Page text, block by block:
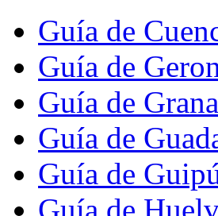
Guía de
Guía de
Guía de
Guía de
Guía de
Guía de